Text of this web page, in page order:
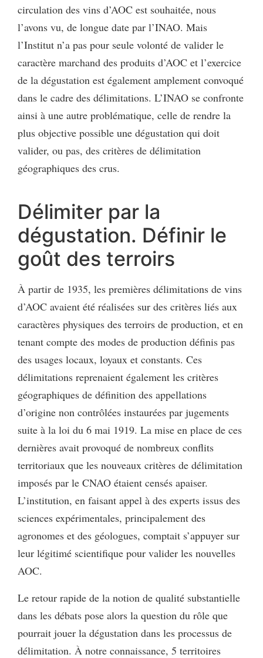
circulation des vins d’AOC est souhaitée, nous
l’avons vu, de longue date par l’INAO. Mais
l’Institut n’a pas pour seule volonté de valider le
caractère marchand des produits d’AOC et l’exercice
de la dégustation est égale­ment amplement convoqué
dans le cadre des délimitations. L’INAO se confronte
ainsi à une autre problématique, celle de rendre la
plus objective possible une dégustation qui doit
valider, ou pas, des critères de délimitation
géographiques des crus.
Délimiter par la
dégustation. Définir le
goût des terroirs
À partir de 1935, les premières délimitations de vins
d’AOC avaient été réali­sées sur des critères liés aux
caractères physiques des terroirs de production, et en
tenant compte des modes de production définis pas
des usages locaux, loyaux et constants. Ces
délimitations reprenaient également les critères
géographiques de définition des appellations
d’origine non contrôlées instaurées par jugements
suite à la loi du 6 mai 1919. La mise en place de ces
dernières avait provoqué de nombreux conflits
territoriaux que les nouveaux critères de délimitation
imposés par le CNAO étaient censés apaiser.
L’institution, en faisant appel à des experts issus des
sciences expérimentales, principalement des
agronomes et des géolo­gues, comptait s’appuyer sur
leur légitimé scientifique pour valider les nouvelles
AOC.
Le retour rapide de la notion de qualité substantielle
dans les débats pose alors la question du rôle que
pourrait jouer la dégustation dans les processus de
délimi­tation. À notre connaissance, 5 territoires